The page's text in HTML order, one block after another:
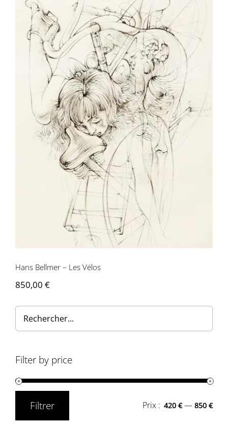
Hans Bellmer – Les Vélos
Hans Bellmer – Les Vélos
850,00 €
Filter by price
Filtrer Prix : 420 €—850 €